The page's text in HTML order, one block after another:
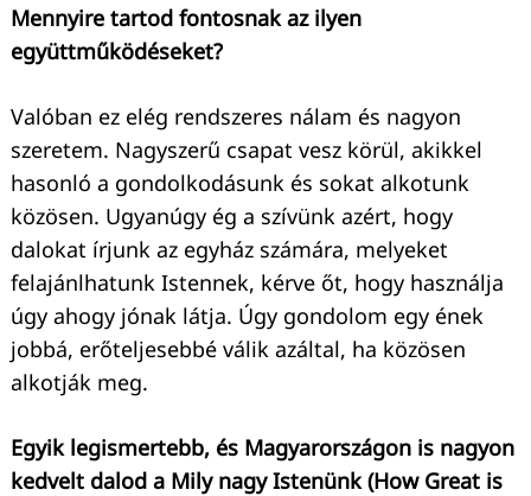
Mennyire tartod fontosnak az ilyen
együttműködéseket?
Valóban ez elég rendszeres nálam és nagyon
szeretem. Nagyszerű csapat vesz körül, akikkel
hasonló a gondolkodásunk és sokat alkotunk
közösen. Ugyanúgy ég a szívünk azért, hogy
dalokat írjunk az egyház számára, melyeket
felajánlhatunk Istennek, kérve őt, hogy használja
úgy ahogy jónak látja. Úgy gondolom egy ének
jobbá, erőteljesebbé válik azáltal, ha közösen
alkotják meg.
Egyik legismertebb, és Magyarországon is nagyon
kedvelt dalod a Mily nagy Istenünk (How Great is